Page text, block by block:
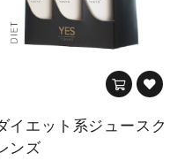
イエット系ジュースク
ンズ